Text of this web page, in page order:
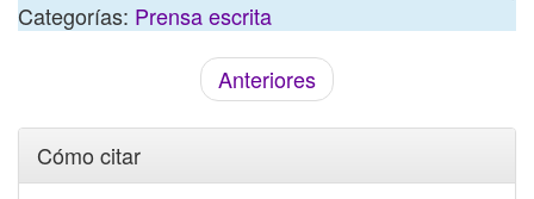
Categorías: Prensa escrita
Anteriores
Cómo citar